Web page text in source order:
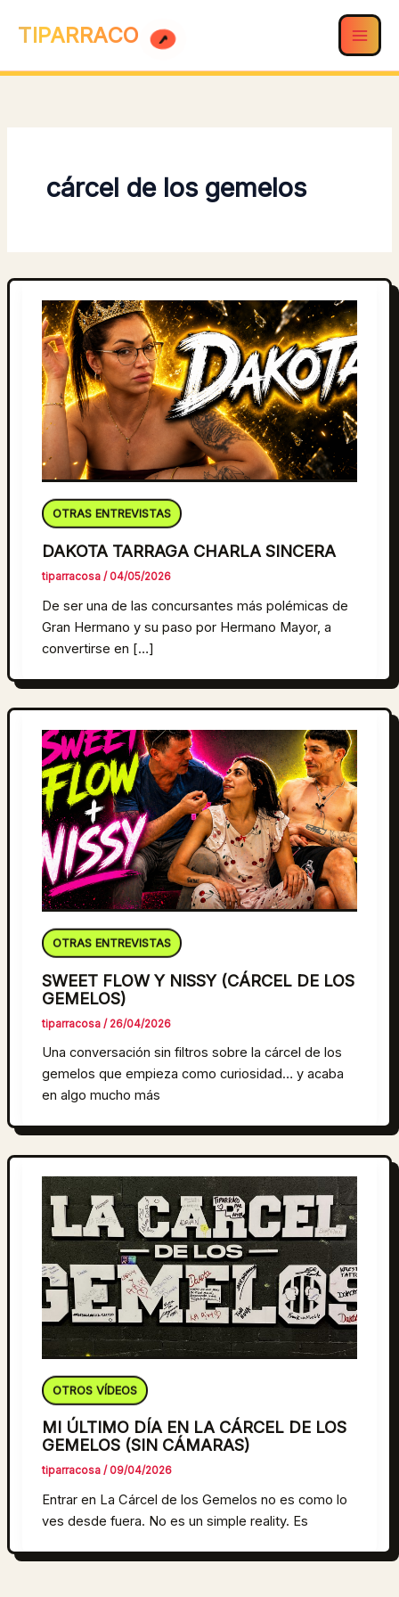
TIPARRACO
cárcel de los gemelos
OTRAS ENTREVISTAS
DAKOTA TARRAGA CHARLA SINCERA
tiparracosa/ 04/05/2026
De ser una de las concursantes más polémicas de
Gran Hermano y su paso por Hermano Mayor, a
convertirse en […]
OTRAS ENTREVISTAS
SWEET FLOW Y NISSY (CÁRCEL DE LOS
GEMELOS)
tiparracosa/ 26/04/2026
Una conversación sin filtros sobre la cárcel de los
gemelos que empieza como curiosidad… y acaba
en algo mucho más
OTROS VÍDEOS
MI ÚLTIMO DÍA EN LA CÁRCEL DE LOS
GEMELOS (SIN CÁMARAS)
tiparracosa/ 09/04/2026
Entrar en La Cárcel de los Gemelos no es como lo
ves desde fuera. No es un simple reality. Es